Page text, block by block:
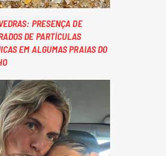
PRESENÇA DE
DE PARTÍCULAS
EM ALGUMAS PRAIAS DO